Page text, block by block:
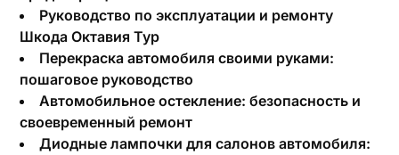
Руководство по эксплуатации и ремонту
Шкода Октавия Тур
Перекраска автомобиля своими руками:
пошаговое руководство
Автомобильное остекление: безопасность и
своевременный ремонт
Диодные лампочки для салонов автомобиля: